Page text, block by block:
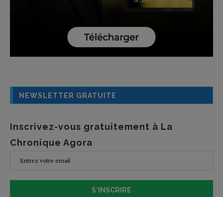
NEWSLETTER GRATUITE
Inscrivez-vous gratuitement à La
Chronique Agora
S'INSCRIRE